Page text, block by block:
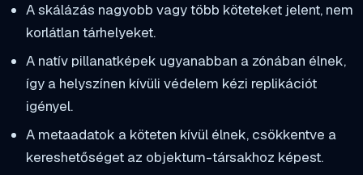
A skálázás nagyobb vagy több köteteket jelent, nem
korlátlan tárhelyeket.
A natív pillanatképek ugyanabban a zónában élnek,
így a helyszínen kívüli védelem kézi replikációt
igényel.
A metaadatok a köteten kívül élnek, csökkentve a
kereshetőséget az objektum-társakhoz képest.